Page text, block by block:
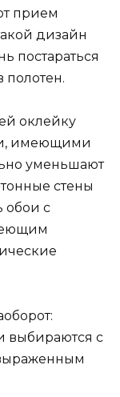
прием
дизайн
постараться
полотен.
оклейку
имеющими
уменьшают
стены
обои с
выбираются с